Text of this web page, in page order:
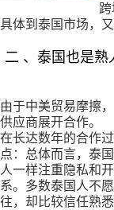
具体到泰国市场，
二 、泰国也是熟
由于中美贸易摩擦
供应商展开合作。
在长达数年的合作
点：总体而言，泰
人一样注重隐私和
系。多数泰国人不
往，却比较信任熟